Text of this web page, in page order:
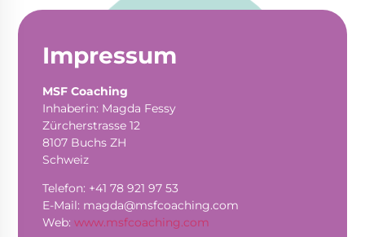
Impressum
MSF Coaching
Inhaberin: Magda Fessy
Zürcherstrasse 12
8107 Buchs ZH
Schweiz
Telefon: +41 78 921 97 53
E-Mail: magda@msfcoaching.com
Web:www.msfcoaching.com